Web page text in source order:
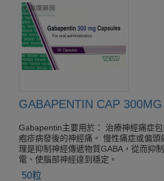
GABAPENTIN CAP
Gabapentin主要用於： 治療神經痛症
疱疹病發後的神經痛。 慢性痛症或偏頭
理是抑制神經傳遞物質GABA，從而抑
電、使腦部神經達到穩定。
50粒